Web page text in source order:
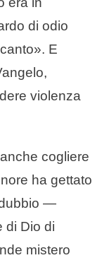
di odio
E
violenza
cogliere
ha gettato
dubbio —
di Dio di
mistero